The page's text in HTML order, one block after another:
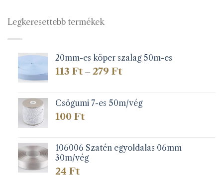
Legkeresettebb termékek
20mm-es köper szalag 50m-es
113 Ft – 279 FtÁrtartomány:
279 Ft
Csögumi 7-es 50m/vég
100 Ft
106006 Szatén egyoldalas 06mm
30m/vég
24 Ft